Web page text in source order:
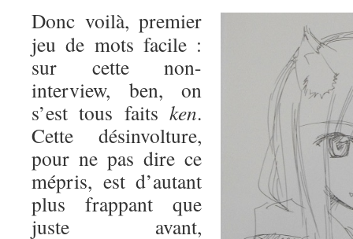
Donc voilà, premier
jeu de mots facile :
sur cette non-
interview, ben, on
s’est tous faits ken.
Cette désinvolture,
pour ne pas dire ce
mépris, est d’autant
plus frappant que
juste avant,